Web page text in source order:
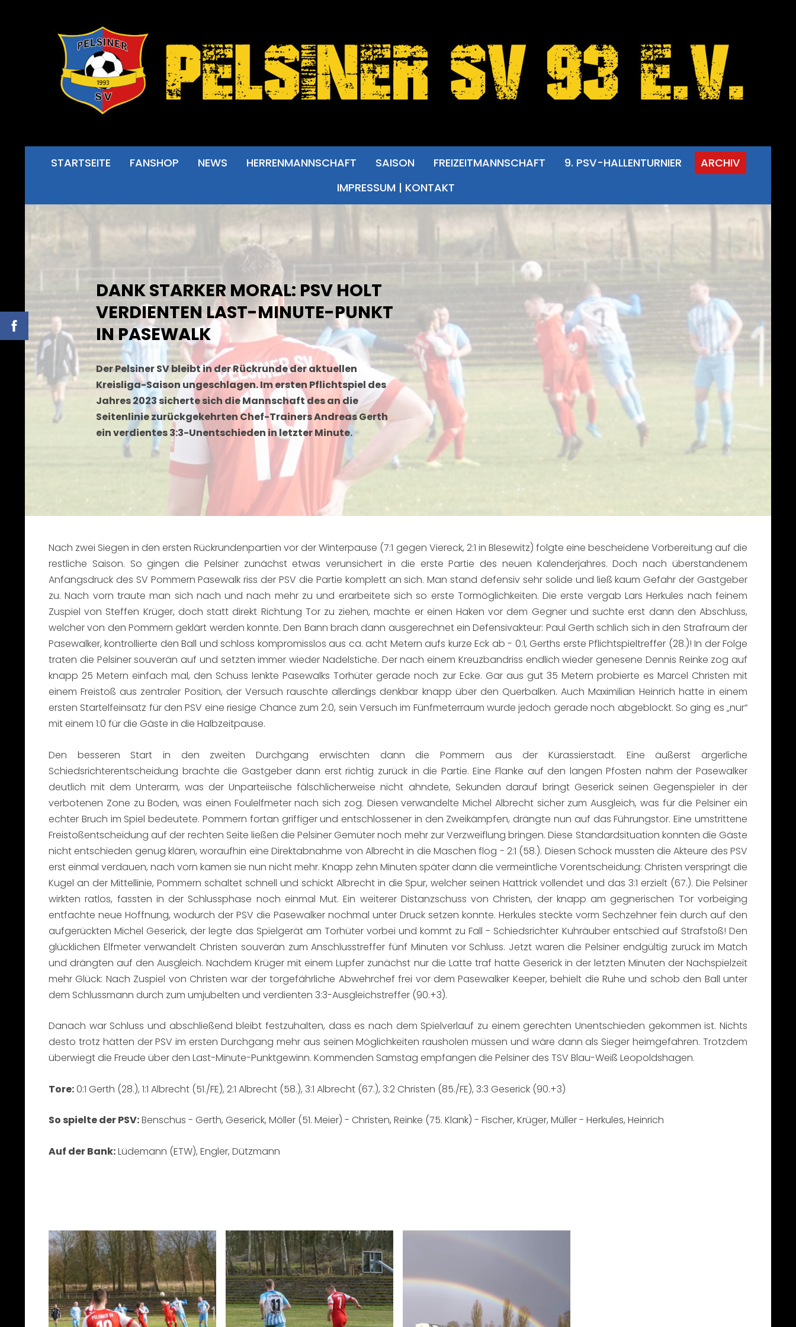
STARTSEITE FANSHOP NEWS HERRENMANNSCHAFT SAISON FREIZEITMANNSCHAFT 9. PSV-HALLENTURNIER
ARCHIV
IMPRESSUM | KONTAKT
DANK STARKER MORAL: PSV HOLT
VERDIENTEN LAST-MINUTE-PUNKT
IN PASEWALK
Der Pelsiner SV bleibt in der Rückrunde der aktuellen
Kreisliga-Saison ungeschlagen. Im ersten Pflichtspiel des
Jahres 2023 sicherte sich die Mannschaft des an die
Seitenlinie zurückgekehrten Chef-Trainers Andreas Gerth
ein verdientes 3:3-Unentschieden in letzter Minute.
Nach zwei Siegen in den ersten Rückrundenpartien vor der Winterpause (7:1 gegen Viereck, 2:1 in Blesewitz) folgte eine bescheidene Vorbereitung auf die
restliche Saison. So gingen die Pelsiner zunächst etwas verunsichert in die erste Partie des neuen Kalenderjahres. Doch nach überstandenem
Anfangsdruck des SV Pommern Pasewalk riss der PSV die Partie komplett an sich. Man stand defensiv sehr solide und ließ kaum Gefahr der Gastgeber
zu. Nach vorn traute man sich nach und nach mehr zu und erarbeitete sich so erste Tormöglichkeiten. Die erste vergab Lars Herkules nach feinem
Zuspiel von Steffen Krüger, doch statt direkt Richtung Tor zu ziehen, machte er einen Haken vor dem Gegner und suchte erst dann den Abschluss,
welcher von den Pommern geklärt werden konnte. Den Bann brach dann ausgerechnet ein Defensivakteur: Paul Gerth schlich sich in den Strafraum der
Pasewalker, kontrollierte den Ball und schloss kompromisslos aus ca. acht Metern aufs kurze Eck ab - 0:1, Gerths erste Pflichtspieltreffer (28.)! In der Folge
traten die Pelsiner souverän auf und setzten immer wieder Nadelstiche. Der nach einem Kreuzbandriss endlich wieder genesene Dennis Reinke zog auf
knapp 25 Metern einfach mal, den Schuss lenkte Pasewalks Torhüter gerade noch zur Ecke. Gar aus gut 35 Metern probierte es Marcel Christen mit
einem Freistoß aus zentraler Position, der Versuch rauschte allerdings denkbar knapp über den Querbalken. Auch Maximilian Heinrich hatte in einem
ersten Startelfeinsatz für den PSV eine riesige Chance zum 2:0, sein Versuch im Fünfmeterraum wurde jedoch gerade noch abgeblockt. So ging es „nur“
mit einem 1:0 für die Gäste in die Halbzeitpause.
Den besseren Start in den zweiten Durchgang erwischten dann die Pommern aus der Kürassierstadt. Eine äußerst ärgerliche
Schiedsrichterentscheidung brachte die Gastgeber dann erst richtig zurück in die Partie. Eine Flanke auf den langen Pfosten nahm der Pasewalker
deutlich mit dem Unterarm, was der Unparteiische fälschlicherweise nicht ahndete, Sekunden darauf bringt Geserick seinen Gegenspieler in der
verbotenen Zone zu Boden, was einen Foulelfmeter nach sich zog. Diesen verwandelte Michel Albrecht sicher zum Ausgleich, was für die Pelsiner ein
echter Bruch im Spiel bedeutete. Pommern fortan griffiger und entschlossener in den Zweikämpfen, drängte nun auf das Führungstor. Eine umstrittene
Freistoßentscheidung auf der rechten Seite ließen die Pelsiner Gemüter noch mehr zur Verzweiflung bringen. Diese Standardsituation konnten die Gäste
nicht entschieden genug klären, woraufhin eine Direktabnahme von Albrecht in die Maschen flog - 2:1 (58.). Diesen Schock mussten die Akteure des PSV
erst einmal verdauen, nach vorn kamen sie nun nicht mehr. Knapp zehn Minuten später dann die vermeintliche Vorentscheidung: Christen verspringt die
Kugel an der Mittellinie, Pommern schaltet schnell und schickt Albrecht in die Spur, welcher seinen Hattrick vollendet und das 3:1 erzielt (67.). Die Pelsiner
wirkten ratlos, fassten in der Schlussphase noch einmal Mut. Ein weiterer Distanzschuss von Christen, der knapp am gegnerischen Tor vorbeiging
entfachte neue Hoffnung, wodurch der PSV die Pasewalker nochmal unter Druck setzen konnte. Herkules steckte vorm Sechzehner fein durch auf den
aufgerückten Michel Geserick, der legte das Spielgerät am Torhüter vorbei und kommt zu Fall - Schiedsrichter Kuhräuber entschied auf Strafstoß! Den
glücklichen Elfmeter verwandelt Christen souverän zum Anschlusstreffer fünf Minuten vor Schluss. Jetzt waren die Pelsiner endgültig zurück im Match
und drängten auf den Ausgleich. Nachdem Krüger mit einem Lupfer zunächst nur die Latte traf hatte Geserick in der letzten Minuten der Nachspielzeit
mehr Glück: Nach Zuspiel von Christen war der torgefährliche Abwehrchef frei vor dem Pasewalker Keeper, behielt die Ruhe und schob den Ball unter
dem Schlussmann durch zum umjubelten und verdienten 3:3-Ausgleichstreffer (90.+3).
Danach war Schluss und abschließend bleibt festzuhalten, dass es nach dem Spielverlauf zu einem gerechten Unentschieden gekommen ist. Nichts
desto trotz hätten der PSV im ersten Durchgang mehr aus seinen Möglichkeiten rausholen müssen und wäre dann als Sieger heimgefahren. Trotzdem
überwiegt die Freude über den Last-Minute-Punktgewinn. Kommenden Samstag empfangen die Pelsiner des TSV Blau-Weiß Leopoldshagen.
Tore:0:1 Gerth (28.), 1:1 Albrecht (51./FE), 2:1 Albrecht (58.), 3:1 Albrecht (67.), 3:2 Christen (85./FE), 3:3 Geserick (90.+3)
So spielte der PSV:Benschus - Gerth, Geserick, Möller (51. Meier) - Christen, Reinke (75. Klank) - Fischer, Krüger, Müller - Herkules, Heinrich
Auf der Bank:Lüdemann (ETW), Engler, Dützmann